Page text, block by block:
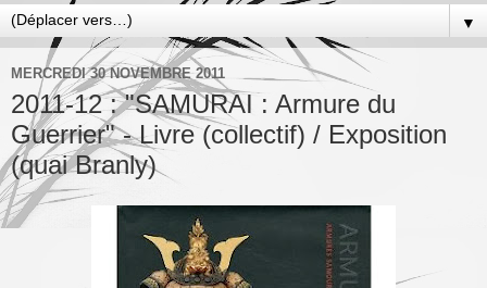
▼
MERCREDI 30 NOVEMBRE 2011
2011-12 : "SAMURAI : Armure du
Guerrier" - Livre (collectif) / Exposition
(quai Branly)